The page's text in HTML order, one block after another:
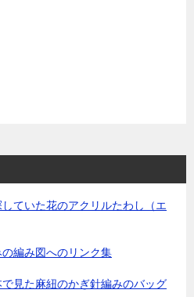
ていた花のアクリルたわし（エ
編み図へのリンク集
見た麻紐のかぎ針編みのバッグ